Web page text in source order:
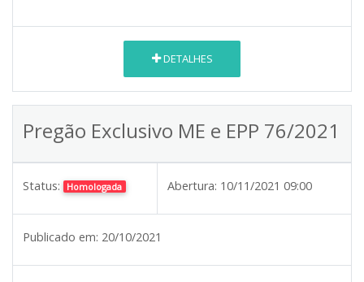
DETALHES
Pregão Exclusivo ME e EPP 76/2021
Status: Homologada Abertura: 10/11/2021 09:00
Publicado em: 20/10/2021